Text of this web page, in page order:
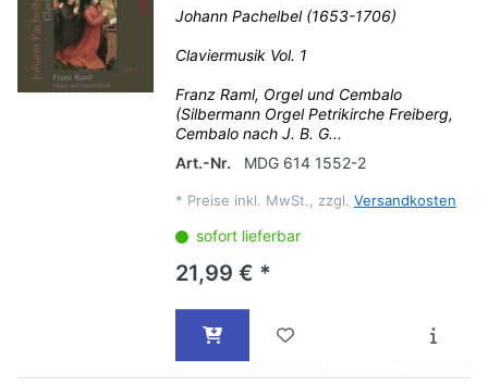
Johann Pachelbel (1653-1706)
Claviermusik Vol. 1
Franz Raml, Orgel und Cembalo
(Silbermann Orgel Petrikirche Freiberg,
Cembalo nach J. B. G...
Art.-Nr.
MDG 614 1552-2
* Preise inkl. MwSt., zzgl. Versandkosten
sofort lieferbar
21,99 € *